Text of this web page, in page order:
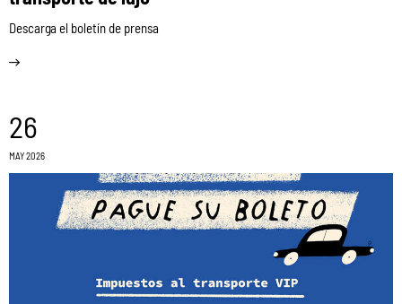
Descarga el boletín de prensa
26
MAY 2026